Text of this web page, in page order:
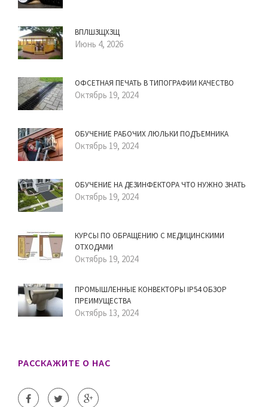
ВПЛШЗЩХЗЩ
Июнь 4, 2026
ОФСЕТНАЯ ПЕЧАТЬ В ТИПОГРАФИИ КАЧЕСТВО
Октябрь 19, 2024
ОБУЧЕНИЕ РАБОЧИХ ЛЮЛЬКИ ПОДЪЕМНИКА
Октябрь 19, 2024
ОБУЧЕНИЕ НА ДЕЗИНФЕКТОРА ЧТО НУЖНО ЗНАТЬ
Октябрь 19, 2024
КУРСЫ ПО ОБРАЩЕНИЮ С МЕДИЦИНСКИМИ
ОТХОДАМИ
Октябрь 19, 2024
ПРОМЫШЛЕННЫЕ КОНВЕКТОРЫ IP54 ОБЗОР
ПРЕИМУЩЕСТВА
Октябрь 13, 2024
РАССКАЖИТЕ О НАС